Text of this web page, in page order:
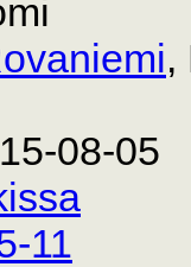
,
08-05
11